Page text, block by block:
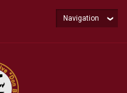
Navigation